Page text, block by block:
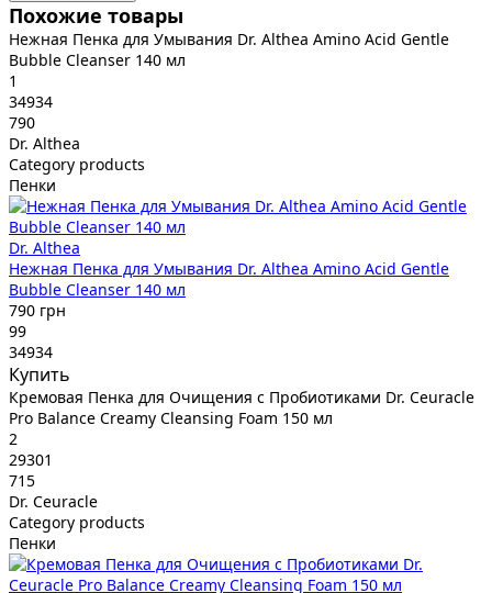
Похожие товары
Нежная Пенка для Умывания Dr. Althea Amino Acid Gentle
Bubble Cleanser 140 мл
1
34934
790
Dr. Althea
Category products
Пенки
Dr. Althea
Нежная Пенка для Умывания Dr. Althea Amino Acid Gentle
Bubble Cleanser 140 мл
790 грн
99
34934
Купить
Кремовая Пенка для Очищения с Пробиотиками Dr. Ceuracle
Pro Balance Creamy Cleansing Foam 150 мл
2
29301
715
Dr. Ceuracle
Category products
Пенки